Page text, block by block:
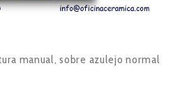
manual, sobre azulejo normal